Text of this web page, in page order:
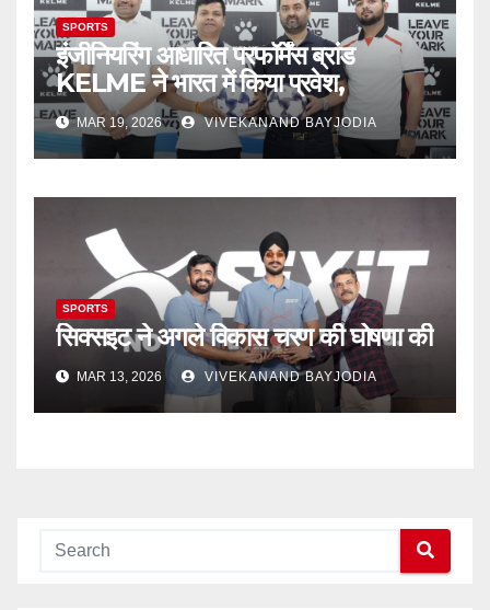
SPORTS
इंजीनियरिंग आधारित परफॉर्मेंस ब्रांड
KELME ने भारत में किया प्रवेश,
MAR 19, 2026 VIVEKANAND BAYJODIA
SPORTS
सिक्‍सइट ने अगले विकास चरण की घोषणा की
MAR 13, 2026 VIVEKANAND BAYJODIA